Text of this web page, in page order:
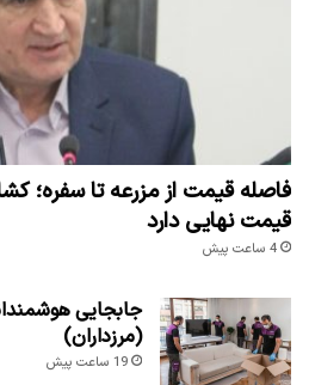
فاصله قیمت از مزرعه تا سفره؛
قیمت نهایی دارد
4 ساعت پیش
جابجایی
(مرزداران)
19 ساعت پیش